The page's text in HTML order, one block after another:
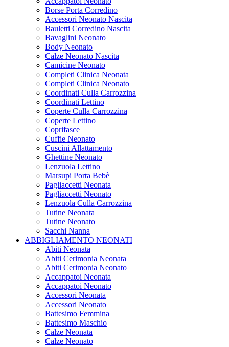
Borse Porta Corredino
Accessori Neonato Nascita
Bauletti Corredino Nascita
Bavaglini Neonato
Body Neonato
Calze Neonato Nascita
Camicine Neonato
Completi Clinica Neonata
Completi Clinica Neonato
Coordinati Culla Carrozzina
Coordinati Lettino
Coperte Culla Carrozzina
Coperte Lettino
Coprifasce
Cuffie Neonato
Cuscini Allattamento
Ghettine Neonato
Lenzuola Lettino
Marsupi Porta Bebè
Pagliaccetti Neonata
Pagliaccetti Neonato
Lenzuola Culla Carrozzina
Tutine Neonata
Tutine Neonato
Sacchi Nanna
ABBIGLIAMENTO NEONATI
Abiti Neonata
Abiti Cerimonia Neonata
Abiti Cerimonia Neonato
Accappatoi Neonata
Accappatoi Neonato
Accessori Neonata
Accessori Neonato
Battesimo Femmina
Battesimo Maschio
Calze Neonata
Calze Neonato